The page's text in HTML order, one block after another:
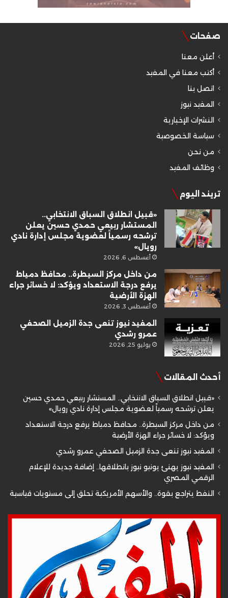
صفحات
أعلن معنا
أكتب معنا في المفيد
اتصل بنا
المفيد نيوز
النشرات الإخبارية
سياسة الخصوصية
من نحن
وظائف المفيد
تريند اليوم
«قبيل انطلاق السباق الانتخابي..
المستشار ربيعي حمدي حسين يعلن
ترشحه رسمياً لعضوية مجلس إدارة نادي
رويال»
أغسطس 6, 2026
من داخل مركز السيطرة.. محافظ دمياط
يرفع درجة الاستعداد ويؤكد: لا خسائر جراء
الهزة الأرضية
أغسطس 3, 2026
المفيد نيوز تنعى جدة الزميل الصحفي
عمرو رشدي
يوليو 25, 2026
أحدث المقالات
«قبيل انطلاق السباق الانتخابي.. المستشار ربيعي حمدي حسين
يعلن ترشحه رسمياً لعضوية مجلس إدارة نادي رويال»
من داخل مركز السيطرة.. محافظ دمياط يرفع درجة الاستعداد
ويؤكد: لا خسائر جراء الهزة الأرضية
المفيد نيوز تنعى جدة الزميل الصحفي عمرو رشدي
المفيد نيوز يهنئ يونيو نيوز بانطلاقها.. إضافة جديدة للإعلام
الرقمي المصري
النفط يتراجع بقوة.. والأسهم الأمريكية تحلق إلى مستويات قياسية